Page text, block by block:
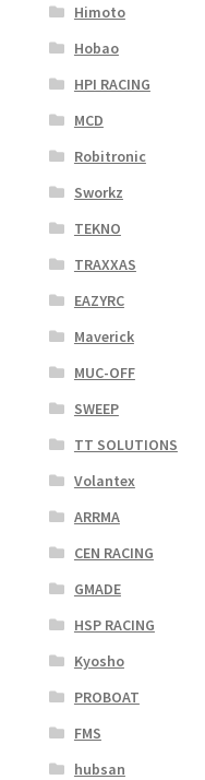
Himoto
Hobao
HPI RACING
MCD
Robitronic
Sworkz
TEKNO
TRAXXAS
EAZYRC
Maverick
MUC-OFF
SWEEP
TT SOLUTIONS
Volantex
ARRMA
CEN RACING
GMADE
HSP RACING
Kyosho
PROBOAT
FMS
hubsan